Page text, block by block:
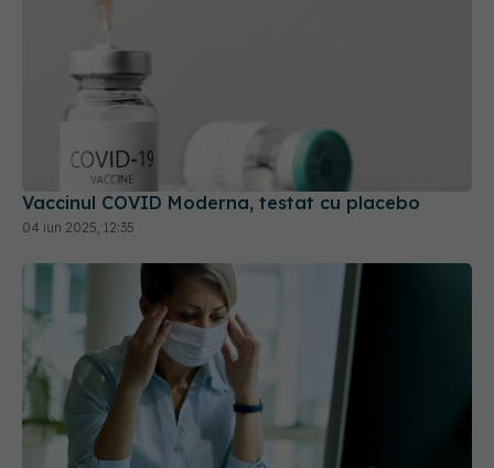
Vaccinul COVID Moderna, testat cu placebo
04 iun 2025, 12:35
Răsturnare de situație în medicina post-COVID.